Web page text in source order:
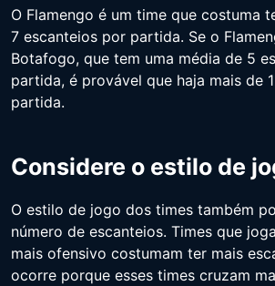
O Flamengo é um time que costuma
7 escanteios por partida. Se o
Botafogo, que tem uma média de 5
partida, é provável que haja mais de
partida.
Considere o estilo de
O estilo de jogo dos times também
número de escanteios. Times que
mais ofensivo costumam ter mais
ocorre porque esses times cruzam